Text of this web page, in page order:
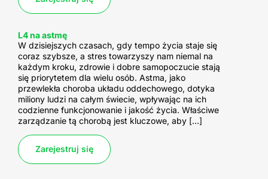
L4 na astmę
W dzisiejszych czasach, gdy tempo życia staje się
coraz szybsze, a stres towarzyszy nam niemal na
każdym kroku, zdrowie i dobre samopoczucie stają
się priorytetem dla wielu osób. Astma, jako
przewlekła choroba układu oddechowego, dotyka
miliony ludzi na całym świecie, wpływając na ich
codzienne funkcjonowanie i jakość życia. Właściwe
zarządzanie tą chorobą jest kluczowe, aby […]
Zarejestruj się